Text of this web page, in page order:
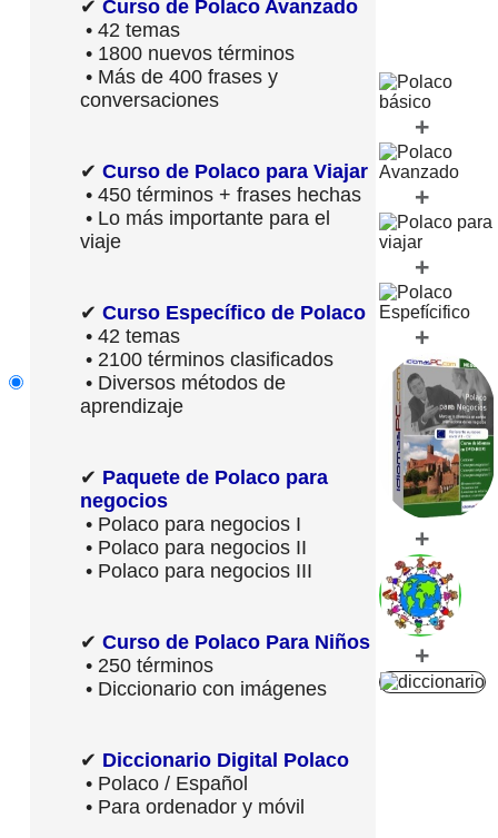
✔ Curso de Polaco Avanzado
• 42 temas
• 1800 nuevos términos
• Más de 400 frases y
conversaciones
✔ Curso de Polaco para Viajar
• 450 términos + frases hechas
• Lo más importante para el
viaje
✔ Curso Específico de Polaco
• 42 temas
• 2100 términos clasificados
• Diversos métodos de
aprendizaje
✔ Paquete de Polaco para
negocios
• Polaco para negocios I
• Polaco para negocios II
• Polaco para negocios III
✔ Curso de Polaco Para Niños
• 250 términos
• Diccionario con imágenes
✔ Diccionario Digital Polaco
• Polaco / Español
• Para ordenador y móvil
+
+
+
+
+
+